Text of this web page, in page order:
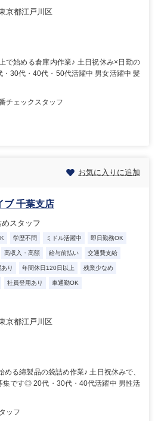
京都江戸川区
で始める倉庫内作業♪ 土日祝休み×日勤の
30代・40代・50代活躍中 男女活躍中 髪
チェックスタッフ
お気に入りに追加
ブ 千葉支店
スタッフ
学歴不問 ミドル活躍中 即日勤務OK
高収入・高額 給与前払い 交通費支給
り 年間休日120日以上 残業少なめ
社員登用あり 車通勤OK
京都江戸川区
める綿製品の袋詰め作業♪ 土日祝休みで、
集です◎ 20代・30代・40代活躍中 男性活
ッフ